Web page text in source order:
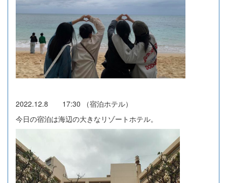
2022.12.8 17:30 （宿泊ホテル）
今日の宿泊は海辺の大きなリゾートホテル。